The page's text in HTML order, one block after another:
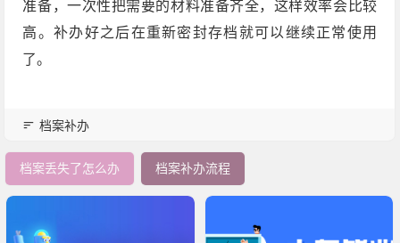
准备，一次性把需要的材料准备齐全，这样效率会比较
高。补办好之后在重新密封存档就可以继续正常使用
了。
档案补办
档案丢失了怎么办 档案补办流程